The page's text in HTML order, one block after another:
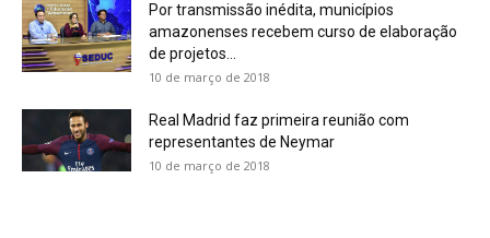
Por transmissão inédita, municípios
amazonenses recebem curso de elaboração
de projetos...
10 de março de 2018
Real Madrid faz primeira reunião com
representantes de Neymar
10 de março de 2018